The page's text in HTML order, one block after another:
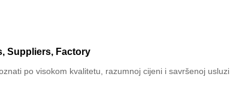
Suppliers, Factory
po visokom kvalitetu, razumnoj cijeni i savršenoj usluzi.